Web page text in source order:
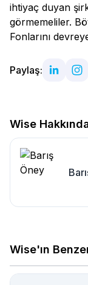
ihtiyaç duyan
görmemeliler.
Fonlarını
Paylaş:
Wise
Wise'ın